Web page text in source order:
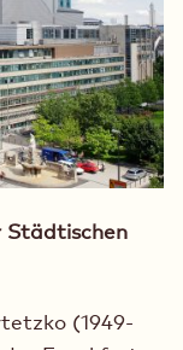
Städtischen
(1949-